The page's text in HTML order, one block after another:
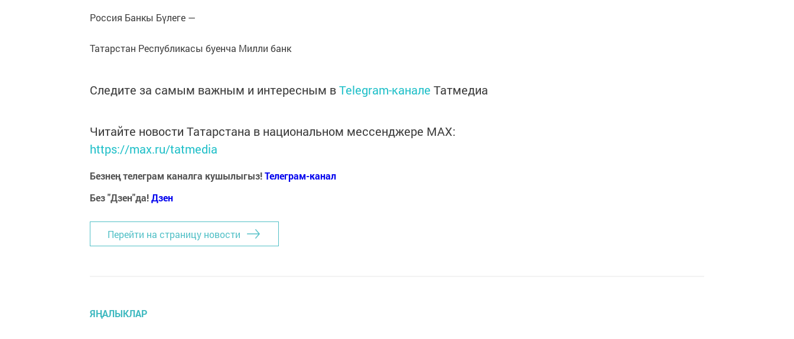
Россия Банкы Бүлеге —
Татарстан Республикасы буенча Милли банк
Следите за самым важным и интересным вTelegram-канале Татмедиа
Читайте новости Татарстана в национальном мессенджере MАХ:
https://max.ru/tatmedia
Безнең телеграм каналга кушылыгыз!Телеграм-канал
Без "Дзен"да!Дзен
Перейти на страницу новости
ЯҢАЛЫКЛАР